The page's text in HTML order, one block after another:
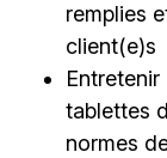
remplies
client(e)s
tablettes
normes